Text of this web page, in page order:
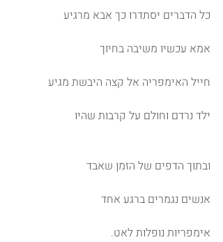
כל הדברים יסתדרו כך אבא מרגיע
אמא עכשיו משיבה בחיוך
חייל האימפריה אל קצה היבשת מגיע
ילד נרדם וחולם על קרבות שהיו
ובתוך הדפים של הזמן שאבד
אנשים נגמרים ברגע אחד
אימפריות נופלות לאט.